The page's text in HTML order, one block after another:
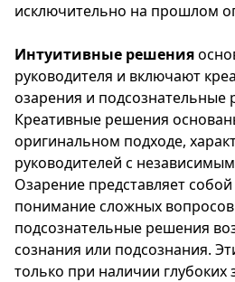
исключительно на прошлом
Интуитивные решения
руководителя и включают
озарения и подсознательные
Креативные решения
оригинальном подходе,
руководителей с
Озарение представляет
понимание сложных вопросов
подсознательные решения
сознания или подсознания.
только при наличии глубоких